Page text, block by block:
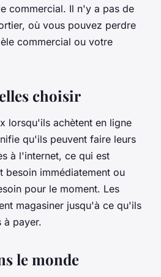
commercial. Il n'y a pas de
où vous pouvez perdre
commercial ou votre
choisir
lorsqu'ils achètent en ligne
qu'ils peuvent faire leurs
à l'internet, ce qui est
besoin immédiatement ou
pour le moment. Les
magasiner jusqu'à ce qu'ils
à payer.
le monde